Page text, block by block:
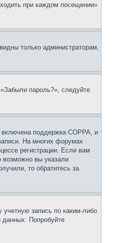
при каждом посещении»
только администраторам,
пароль?», следуйте
поддержка COPPA, и
На многих форумах
регистрации. Если вам
возможно вы указали
то обратитесь за
запись по каким-либо
данных. Попробуйте